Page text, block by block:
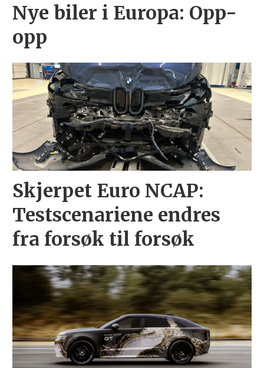
Nye biler i Europa: Opp-
opp
Skjerpet Euro NCAP:
Testscenariene endres
fra forsøk til forsøk